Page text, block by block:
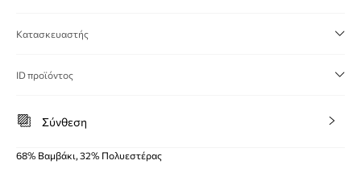
Κατασκευαστής
ID προϊόντος
Σύνθεση
68% Βαμβάκι, 32% Πολυεστέρας